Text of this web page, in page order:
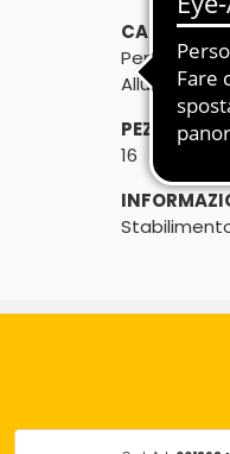
Per creme
Alluminio
PEZZI:
16